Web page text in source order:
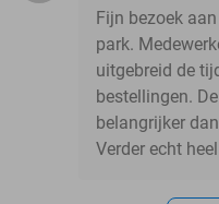
Fijn bezoek
park.
uitgebreid de
bestellingen.
belangrijker
Verder echt